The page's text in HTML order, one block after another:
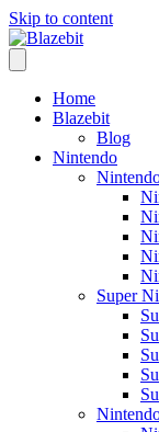
Skip to content
Home
Blazebit
Blog
Nintendo
Super